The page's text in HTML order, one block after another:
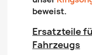
beweist.
Ersatzteile
Fahrzeugs